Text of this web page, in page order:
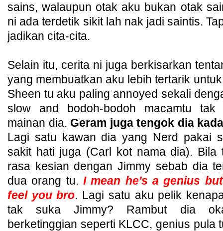
sains, walaupun otak aku bukan otak
ni ada terdetik sikit lah nak jadi saintis.
jadikan cita-cita.
Selain itu, cerita ni juga berkisarkan
yang membuatkan aku lebih tertarik
Sheen tu aku paling annoyed sekali
slow and bodoh-bodoh macamtu tak
mainan dia. Geram juga tengok dia
Lagi satu kawan dia yang Nerd pakai
sakit hati juga (Carl kot nama dia). Bila
rasa kesian dengan Jimmy sebab dia
dua orang tu. I mean he's a genius
feel you bro. Lagi satu aku pelik
tak suka Jimmy? Rambut dia
berketinggian seperti KLCC, genius pula